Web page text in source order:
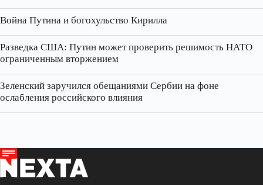
Война Путина и богохульство Кирилла
Разведка США: Путин может проверить решимость НАТО
ограниченным вторжением
Зеленский заручился обещаниями Сербии на фоне
ослабления российского влияния